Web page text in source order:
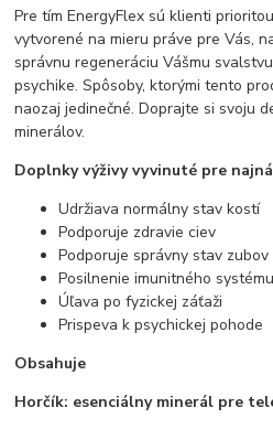
Pre tím EnergyFlex sú klienti
vytvorené na mieru práve pre Vás,
správnu regeneráciu Vášmu
psychike. Spôsoby, ktorými tento
naozaj jedinečné. Doprajte si svoju
minerálov.
Doplnky výživy vyvinuté pre
Udržiava normálny stav kostí
Podporuje zdravie ciev
Podporuje správny stav zubov
Posilnenie imunitného systému
Úľava po fyzickej záťaži
Prispeva k psychickej pohode
Obsahuje
Horčík: esenciálny minerál pre